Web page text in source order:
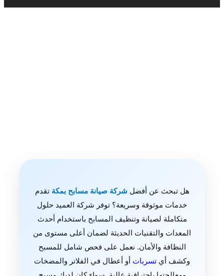
هل تبحث عن أفضل شركة صيانة مسابح بمكة تقدم
خدمات موثوقة وسريعة؟ توفر شركة العميد حلول
متكاملة لصيانة وتنظيف المسابح باستخدام أحدث
المعدات والتقنيات الحديثة لضمان أعلى مستوى من
النظافة والأمان. نعمل على فحص شامل للمسبح
وكشف أي تسربات أو أعطال في الفلاتر والمضخات